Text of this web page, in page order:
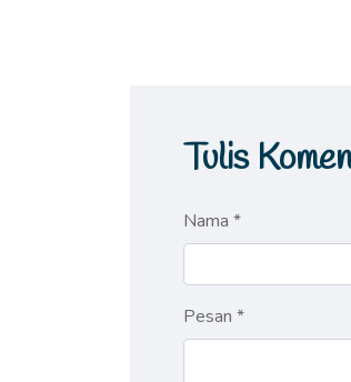
Tulis
Nama *
Pesan *